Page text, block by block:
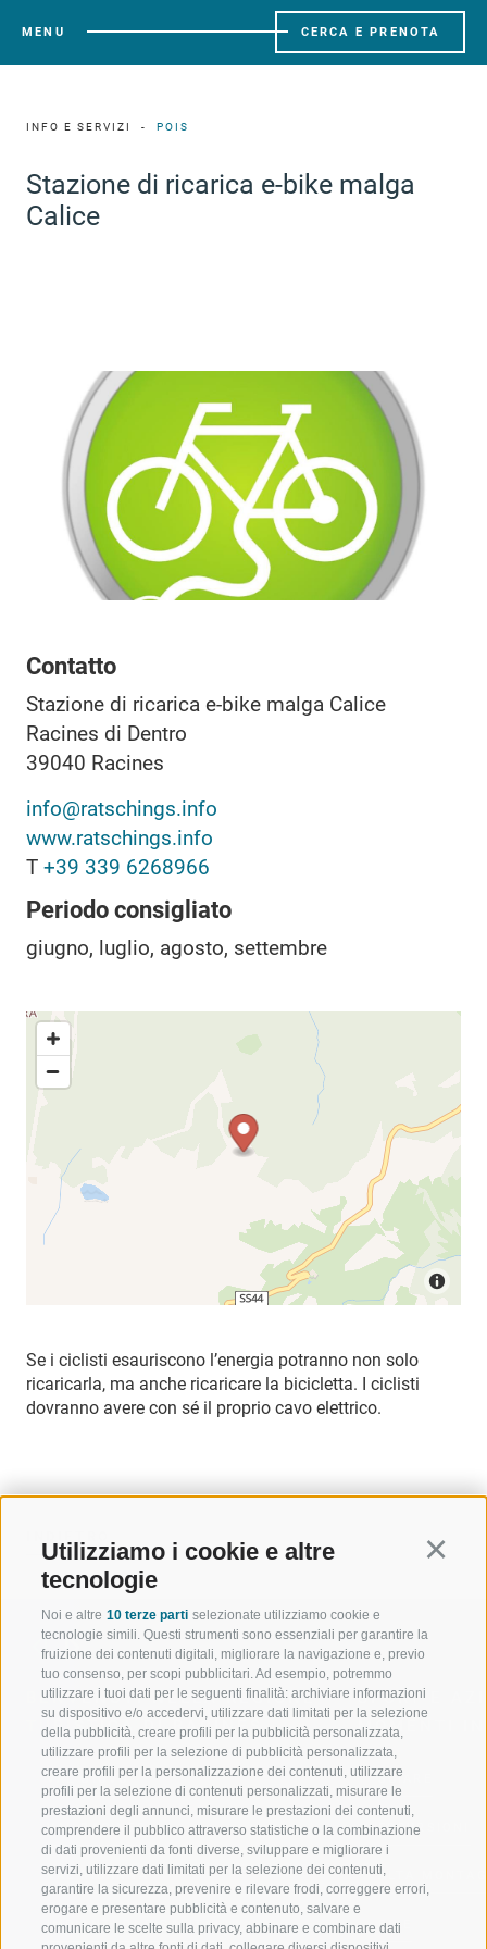
Utilizziamo i cookie e altre
tecnologie
Noi e altre 10 terze parti selezionate utilizziamo cookie e
tecnologie simili. Questi strumenti sono essenziali per garantire la
fruizione dei contenuti digitali, migliorare la navigazione e, previo
tuo consenso, per scopi pubblicitari. Ad esempio, potremmo
utilizzare i tuoi dati per le seguenti finalità: archiviare informazioni
su dispositivo e/o accedervi, utilizzare dati limitati per la selezione
della pubblicità, creare profili per la pubblicità personalizzata,
utilizzare profili per la selezione di pubblicità personalizzata,
creare profili per la personalizzazione dei contenuti, utilizzare
profili per la selezione di contenuti personalizzati, misurare le
prestazioni degli annunci, misurare le prestazioni dei contenuti,
comprendere il pubblico attraverso statistiche o la combinazione
di dati provenienti da fonti diverse, sviluppare e migliorare i
servizi, utilizzare dati limitati per la selezione dei contenuti,
garantire la sicurezza, prevenire e rilevare frodi, correggere errori,
erogare e presentare pubblicità e contenuto, salvare e
comunicare le scelte sulla privacy, abbinare e combinare dati
MENU CERCA E PRENOTA
INFO E SERVIZI POIS
Stazione di ricarica e-bike malga
Calice
Contatto
Stazione di ricarica e-bike malga Calice
Racines di Dentro
39040 Racines
info@ratschings.info
www.ratschings.info
T +39 339 6268966
Periodo consigliato
giugno, luglio, agosto, settembre
Se i ciclisti esauriscono l’energia potranno non solo
ricaricarla, ma anche ricaricare la bicicletta. I ciclisti
dovranno avere con sé il proprio cavo elettrico.
BENVENUTI NELLA REGIONE
TURISTICA DI RACINES
VAL GIOVO
VAL RACINES
VAL RIDANNA
IMPIANTI DI RISALITA
SPORT E
MOMENTI
SCIARE
ESCURSIONI
ALTA
BIKE